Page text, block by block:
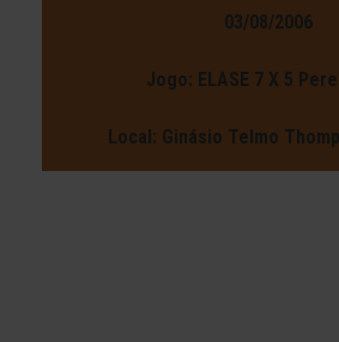
03/08/2006
Jogo: ELASE 7 X 5
Local: Ginásio Telmo